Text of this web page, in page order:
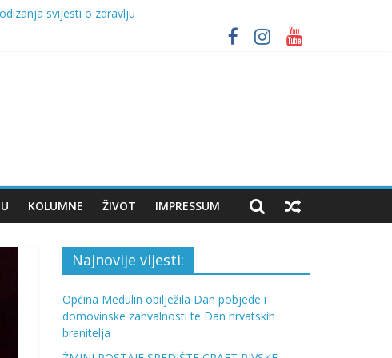
svijesti o zdravlju
KOLUMNE ŽIVOT IMPRESSUM
Najnovije vijesti:
Općina Medulin obilježila Dan pobjede i
domovinske zahvalnosti te Dan hrvatskih
branitelja